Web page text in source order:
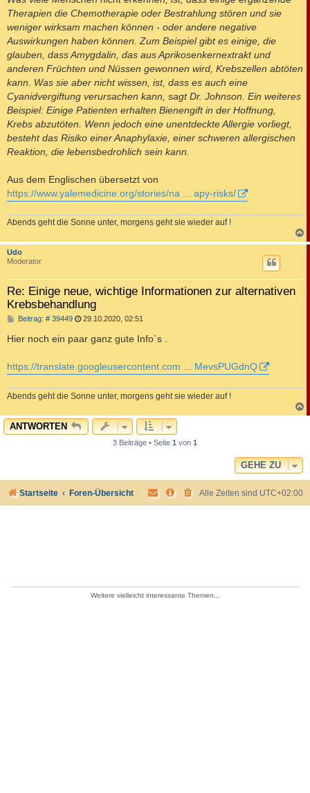
Therapien die Chemotherapie oder Bestrahlung stören und sie
weniger wirksam machen können - oder andere negative
Auswirkungen haben können. Zum Beispiel gibt es einige, die
glauben, dass Amygdalin, das aus Aprikosenkernextrakt und
anderen Früchten und Nüssen gewonnen wird, Krebszellen abtöten
kann. Was sie aber nicht wissen, ist, dass es auch eine
Cyanidvergiftung verursachen kann, sagt Dr. Johnson. Ein weiteres
Beispiel: Einige Patienten erhalten Bienengift in der Hoffnung,
Krebs abzutöten. Wenn jedoch eine unentdeckte Allergie vorliegt,
besteht das Risiko einer Anaphylaxie, einer schweren allergischen
Reaktion, die lebensbedrohlich sein kann.
Aus dem Englischen übersetzt von
https://www.yalemedicine.org/stories/na ... apy-risks/
Abends geht die Sonne unter, morgens geht sie wieder auf !
a
Udo
Moderator
Re: Einige neue, wichtige Informationen zur alternativen
Krebsbehandlung
Beitrag: # 39449B
i
g
29.10.2020, 02:51
Hier noch ein paar ganz gute Info`s .
https://translate.googleusercontent.com ... MevsPUGdnQ
Abends geht die Sonne unter, morgens geht sie wieder auf !
a
ANTWORTEN
3 Beiträge • Seite 1 von 1
GEHE ZU
Startseite Foren-Übersicht Alle Zeiten sind UTC+02:00
Weitere vielleicht interessante Themen...